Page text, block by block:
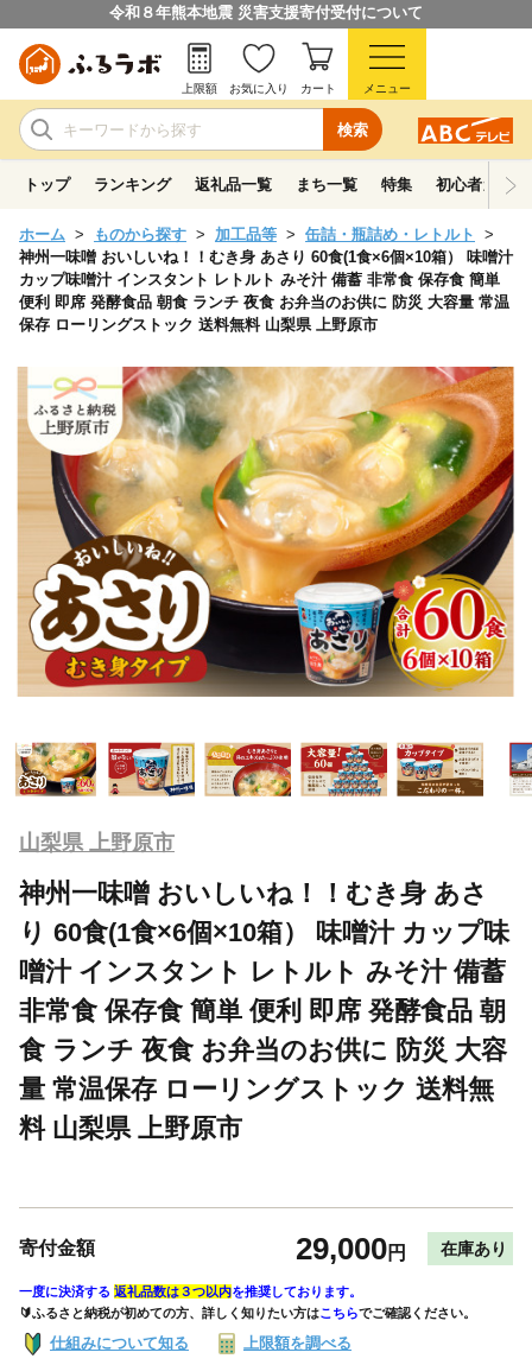
令和８年熊本地震 災害支援寄付受付について
検索
上限額 お気に入り カート メニュー
トップ ランキング 返礼品一覧 まち一覧 特集 初心者ガイド
ホーム ものから探す 加工品等
缶詰・瓶詰め・レトルト
神州一味噌 おいしいね！！むき身 あさり 60食(1食×6個×10箱） 味噌汁
カップ味噌汁 インスタント レトルト みそ汁 備蓄 非常食 保存食 簡単
便利 即席 発酵食品 朝食 ランチ 夜食 お弁当のお供に 防災 大容量 常温
保存 ローリングストック 送料無料 山梨県 上野原市
山梨県 上野原市
神州一味噌 おいしいね！！むき身 あさ
り 60食(1食×6個×10箱） 味噌汁 カップ味
噌汁 インスタント レトルト みそ汁 備蓄
非常食 保存食 簡単 便利 即席 発酵食品 朝
食 ランチ 夜食 お弁当のお供に 防災 大容
量 常温保存 ローリングストック 送料無
料 山梨県 上野原市
寄付金額 29,000円 在庫あり
一度に決済する 返礼品数は３つ以内を推奨しております。
🔰ふるさと納税が初めての方、詳しく知りたい方はこちらでご確認ください。
仕組みについて知る 上限額を調べる